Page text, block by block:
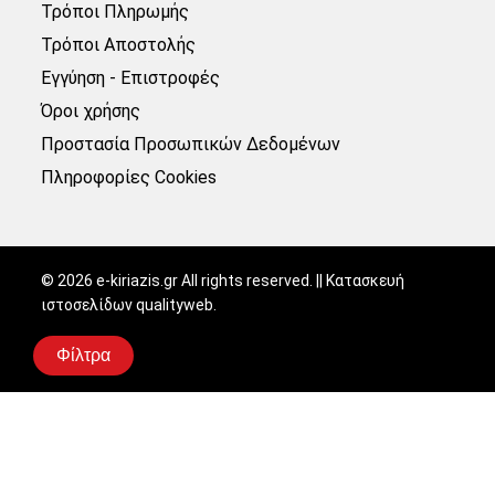
Φίλτρα
Τρόποι Πληρωμής
Τρόποι Αποστολής
Εγγύηση - Επιστροφές
Όροι χρήσης
Προστασία Προσωπικών Δεδομένων
Πληροφορίες Cookies
© 2026 e-kiriazis.gr All rights reserved. || Κατασκευή
ιστοσελίδωνqualityweb